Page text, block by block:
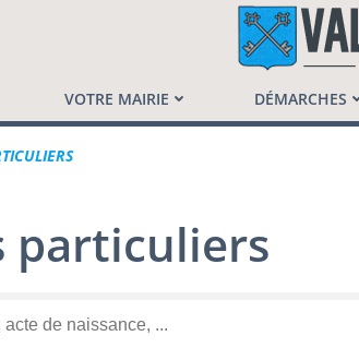
VOTRE MAIRIE DÉMARCHES
particuliers